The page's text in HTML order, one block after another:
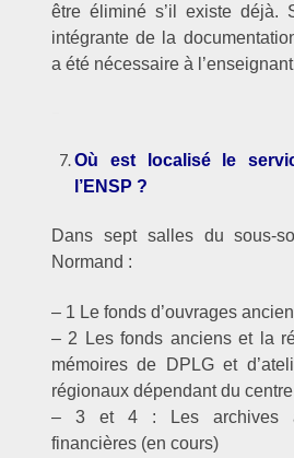
être éliminé s’il existe déjà.
intégrante de la
a été nécessaire à
Où est localisé le
l’ENSP ?
Dans sept salles du sous-
Normand :
– 1 Le fonds d’ouvrages
– 2 Les fonds anciens et la
mémoires de DPLG et
régionaux dépendant du
– 3 et 4 : Les archives
financières (en cours)